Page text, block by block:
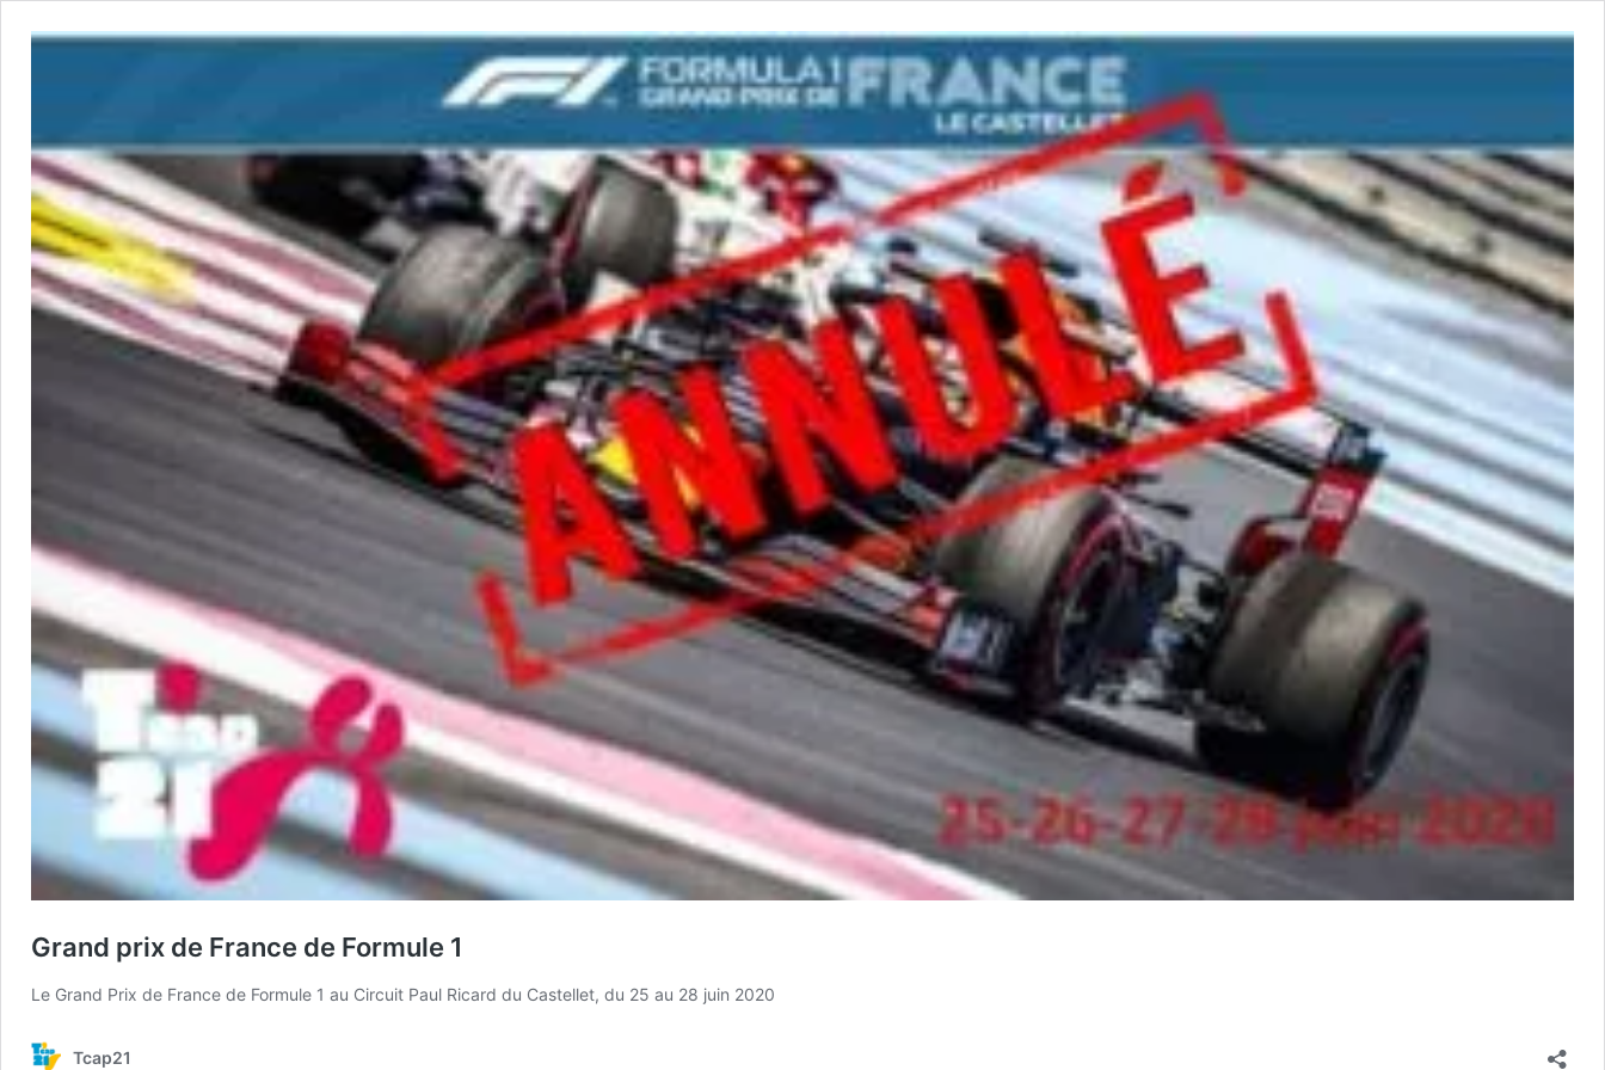
Grand prix de France de Formule 1
Le Grand Prix de France de Formule 1 au Circuit Paul Ricard du Castellet, du 25 au 28 juin 2020
Tcap21